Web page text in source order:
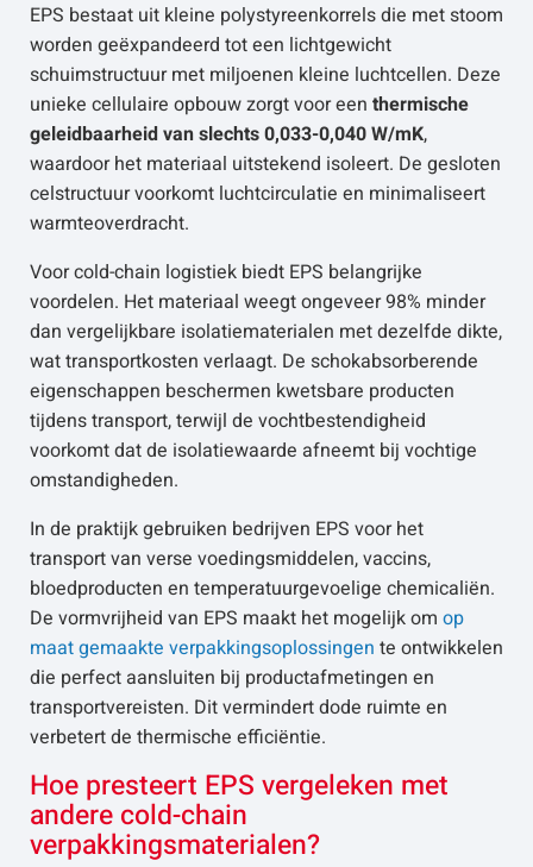
EPS bestaat uit kleine polystyreenkorrels die met stoom
worden geëxpandeerd tot een lichtgewicht
schuimstructuur met miljoenen kleine luchtcellen. Deze
unieke cellulaire opbouw zorgt voor een thermische
geleidbaarheid van slechts 0,033-0,040 W/mK,
waardoor het materiaal uitstekend isoleert. De gesloten
celstructuur voorkomt luchtcirculatie en minimaliseert
warmteoverdracht.
Voor cold-chain logistiek biedt EPS belangrijke
voordelen. Het materiaal weegt ongeveer 98% minder
dan vergelijkbare isolatiematerialen met dezelfde dikte,
wat transportkosten verlaagt. De schokabsorberende
eigenschappen beschermen kwetsbare producten
tijdens transport, terwijl de vochtbestendigheid
voorkomt dat de isolatiewaarde afneemt bij vochtige
omstandigheden.
In de praktijk gebruiken bedrijven EPS voor het
transport van verse voedingsmiddelen, vaccins,
bloedproducten en temperatuurgevoelige chemicaliën.
De vormvrijheid van EPS maakt het mogelijk om op
maat gemaakte verpakkingsoplossingen te ontwikkelen
die perfect aansluiten bij productafmetingen en
transportvereisten. Dit vermindert dode ruimte en
verbetert de thermische efficiëntie.
Hoe presteert EPS vergeleken met
andere cold-chain
verpakkingsmaterialen?